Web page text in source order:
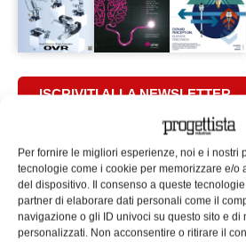
Per fornire le migliori esperienze, noi e i nostri
tecnologie come i cookie per memorizzare e/o
del dispositivo. Il consenso a queste
partner di elaborare dati personali come il
navigazione o gli ID univoci su questo sito e di
personalizzati. Non acconsentire o ritirare il
ISCRIVITI ALLA NEWSLETTER
ARTICOLI